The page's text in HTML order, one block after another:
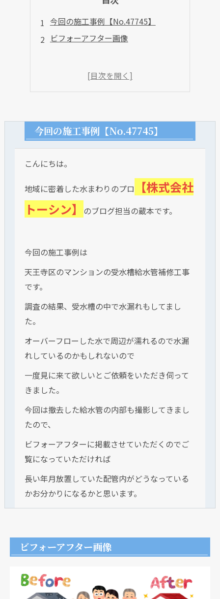
今回の施工事例【No.47745】
ビフォーアフター画像
今回の施工事例【No.47745】
こんにちは。
地域に密着した水まわりのプロ
【株式会社
トーシン】
のブログ担当の蔵本です。
今回の施工事例は
天王寺区のマンションの受水槽給水管補修工事
です。
調査の結果、受水槽の中で水漏れもしてまし
た。
オーバーフローした水で周辺が濡れるので水漏
れしているのかもしれないので
一度見に来て欲しいとご依頼をいただき伺って
きました。
今回は撤去した給水管の内部も撮影してきまし
たので、
ビフォーアフターに掲載させていただくのでご
覧になっていただければ
長い年月放置していた配管内がどうなっている
かお分かりになるかと思います。
ビフォーアフター画像